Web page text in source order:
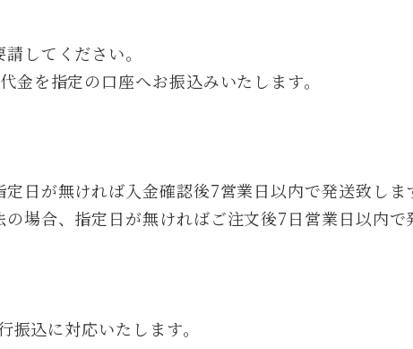
してください。
金を指定の口座へお振込みいたします。
定日が無ければ入金確認後7営業日以内で発送致しま
の場合、指定日が無ければご注文後7日営業日以内で
振込に対応いたします。